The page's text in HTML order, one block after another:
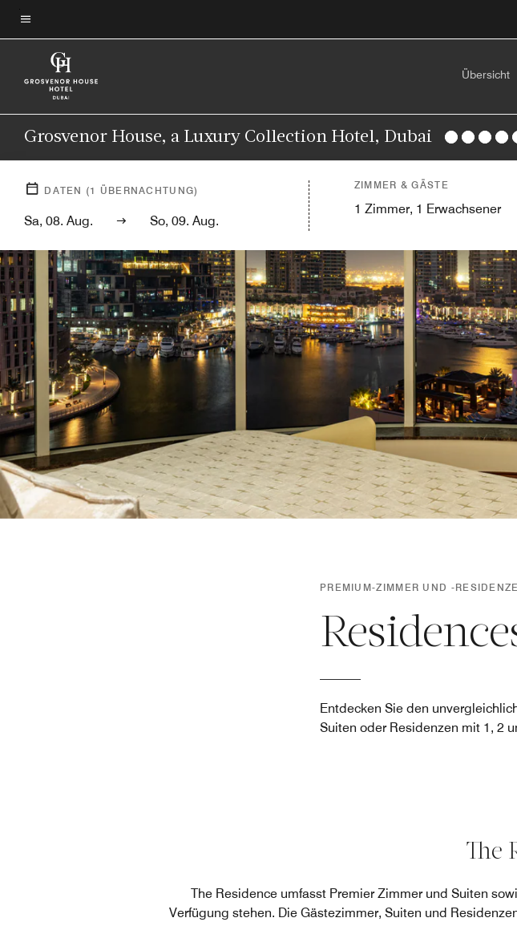
Skip
to
content
Menütext
Übersicht
Grosvenor House, a Luxury Collection Hotel, Dubai
DATEN (1 ÜBERNACHTUNG)
Sa, 08. Aug. So, 09. Aug.
ZIMMER & GÄSTE
1 Zimmer, 1 Erwachsener
PREMIUM-ZIMMER UND -
Entdecken Sie den
Suiten oder Residenzen mit 1, 2
The
The Residence umfasst Premier Zimmer und Suiten
Verfügung stehen. Die Gästezimmer, Suiten und